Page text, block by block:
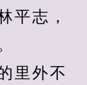
志，
里外不